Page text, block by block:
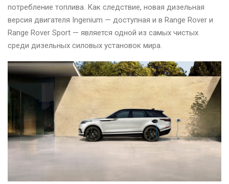
потребление топлива. Как следствие, новая дизельная
версия двигателя Ingenium — доступная и в Range Rover и
Range Rover Sport — является одной из самых чистых
среди дизельных силовых установок мира.